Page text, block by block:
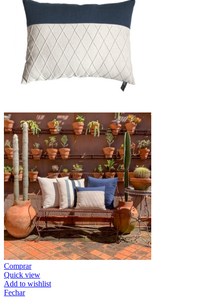
Comprar
Quick view
Add to wishlist
Fechar